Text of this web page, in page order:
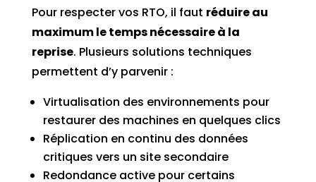
Pour respecter vos RTO, il faut réduire au
maximum le temps nécessaire à la
reprise. Plusieurs solutions techniques
permettent d’y parvenir :
Virtualisation des environnements pour
restaurer des machines en quelques clics
Réplication en continu des données
critiques vers un site secondaire
Redondance active pour certains